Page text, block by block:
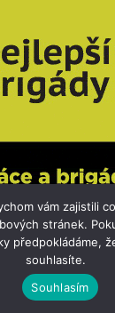
| člen
| Theme
vám zajistili
stránek.
předpokládáme,
souhlasíte.
Souhlasím